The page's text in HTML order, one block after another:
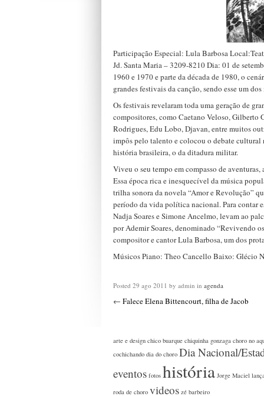
Participação Especial: Lula Barbosa
Jd. Santa Maria – 3209-8210 Dia: 01 de
1960 e 1970 e parte da década de 1980, o
grandes festivais da canção, sendo esse um
Os festivais revelaram toda uma geração de
compositores, como Caetano Veloso,
Rodrigues, Edu Lobo, Djavan, entre muitos
impôs pelo talento e colocou o debate
história brasileira, o da ditadura militar.
Viveu o seu tempo em compasso de
Essa época rica e inesquecível da música
trilha sonora da novela “Amor e Revolução”
período da vida política nacional. Para contar
Nadja Soares e Simone Ancelmo, levam ao
por Ademir Soares, denominado “Revivendo
compositor e cantor Lula Barbosa, um dos
Músicos Piano: Theo Cancello Baixo: Glécio
Posted 29 ago 2011 by admin in agenda
← Falece Elena Bittencourt, filha de Jacob
arte e design chico buarque chiquinha gonzaga choro no
cochichando dia do choro Dia Nacional/
eventos fotos história Jorge Maciel
roda de choro videos zé barbeiro